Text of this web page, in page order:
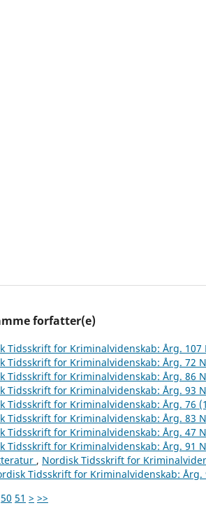
forfatter(e)
Tidsskrift for Kriminalvidenskab: Årg. 107
Tidsskrift for Kriminalvidenskab: Årg. 72
Tidsskrift for Kriminalvidenskab: Årg. 86
Tidsskrift for Kriminalvidenskab: Årg. 93
Tidsskrift for Kriminalvidenskab: Årg. 76
Tidsskrift for Kriminalvidenskab: Årg. 83
Tidsskrift for Kriminalvidenskab: Årg. 47
Tidsskrift for Kriminalvidenskab: Årg. 91
, Nordisk Tidsskrift for
Tidsskrift for Kriminalvidenskab: Årg.
50 51 > >>